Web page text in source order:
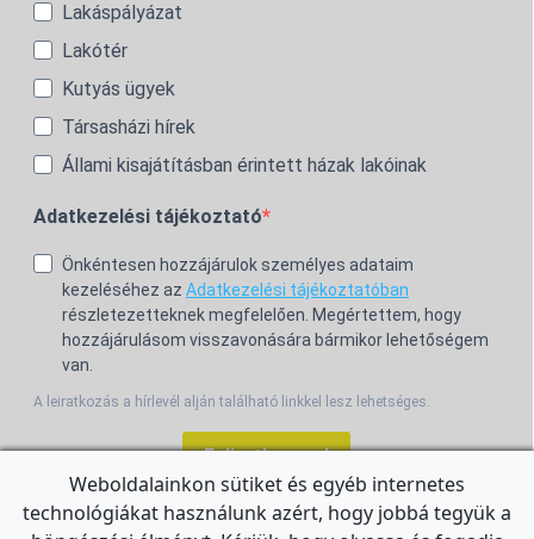
Lakáspályázat
Lakótér
Kutyás ügyek
Társasházi hírek
Állami kisajátításban érintett házak lakóinak
Adatkezelési tájékoztató
Önkéntesen hozzájárulok személyes adataim
kezeléséhez az Adatkezelési tájékoztatóban
részletezetteknek megfelelően. Megértettem, hogy
hozzájárulásom visszavonására bármikor lehetőségem
van.
A leiratkozás a hírlevél alján található linkkel lesz lehetséges.
Feliratkozom!
Weboldalainkon sütiket és egyéb internetes
technológiákat használunk azért, hogy jobbá tegyük a